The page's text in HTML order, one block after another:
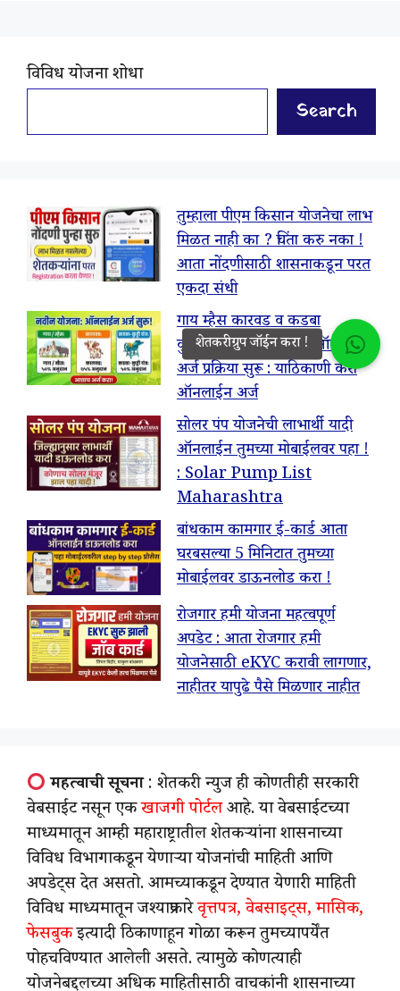
विविध योजना शोधा
Search
तुम्हाला पीएम किसान योजनेचा लाभ
मिळत नाही का ? चिंता करु नका !
आता नोंदणीसाठी शासनाकडून परत
एकदा संधी
गाय म्हैस कारवड व कडबा
कुटीसाठी 50% अनुदान ऑनलाईन
अर्ज प्रक्रिया सुरू : याठिकाणी करा
ऑनलाईन अर्ज
सोलर पंप योजनेची लाभार्थी यादी
ऑनलाईन तुमच्या मोबाईलवर पहा !
: Solar Pump List
Maharashtra
बांधकाम कामगार ई-कार्ड आता
घरबसल्या 5 मिनिटात तुमच्या
मोबाईलवर डाऊनलोड करा !
रोजगार हमी योजना महत्वपूर्ण
अपडेट : आता रोजगार हमी
योजनेसाठी eKYC करावी लागणार,
नाहीतर यापुढे पैसे मिळणार नाहीत
महत्वाची सूचना: शेतकरी न्युज ही कोणतीही सरकारी
वेबसाईट नसून एकखाजगी पोर्टलआहे. या वेबसाईटच्या
माध्यमातून आम्ही महाराष्ट्रातील शेतकऱ्यांना शासनाच्या
विविध विभागाकडून येणाऱ्या योजनांची माहिती आणि
अपडेट्स देत असतो. आमच्याकडून देण्यात येणारी माहिती
विविध माध्यमातून जश्याप्रकारेवृत्तपत्र, वेबसाइट्स, मासिक,
फेसबुकइत्यादी ठिकाणाहून गोळा करून तुमच्यापर्येंत
पोहचविण्यात आलेली असते. त्यामुळे कोणत्याही